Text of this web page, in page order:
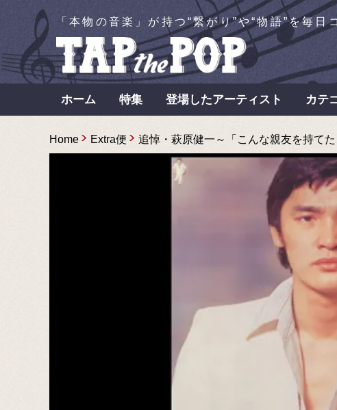
「本物の音楽」が持つ“繋がり”や“物語”を毎日
ホーム 特集 登場したアーティスト カテ
Home Extra便 追悼・萩原健一～「こんな親友を持て